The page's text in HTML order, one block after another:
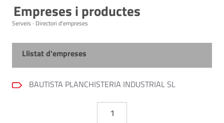
Empreses i productes
Serveis · Directori d'empreses
Llistat d'empreses
BAUTISTA PLANCHISTERIA INDUSTRIAL SL
1